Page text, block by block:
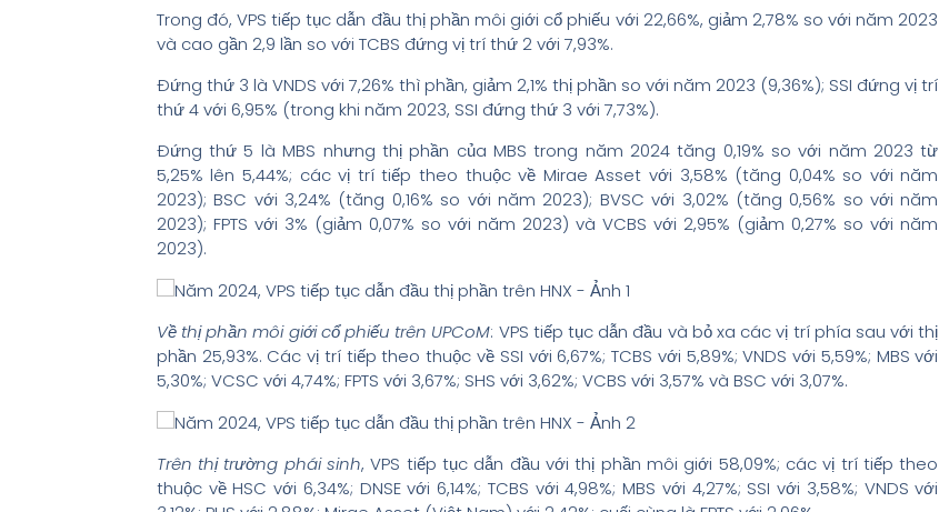
Trong đó, VPS tiếp tục dẫn đầu thị phần môi giới cổ phiếu với 22,66%, giảm 2,78% so với năm 2023
và cao gần 2,9 lần so với TCBS đứng vị trí thứ 2 với 7,93%.
Đứng thứ 3 là VNDS với 7,26% thì phần, giảm 2,1% thị phần so với năm 2023 (9,36%); SSI đứng vị trí
thứ 4 với 6,95% (trong khi năm 2023, SSI đứng thứ 3 với 7,73%).
Đứng thứ 5 là MBS nhưng thị phần của MBS trong năm 2024 tăng 0,19% so với năm 2023 từ
5,25% lên 5,44%; các vị trí tiếp theo thuộc về Mirae Asset với 3,58% (tăng 0,04% so với năm
2023); BSC với 3,24% (tăng 0,16% so với năm 2023); BVSC với 3,02% (tăng 0,56% so với năm
2023); FPTS với 3% (giảm 0,07% so với năm 2023) và VCBS với 2,95% (giảm 0,27% so với năm
2023).
Về thị phần môi giới cổ phiếu trên UPCoM: VPS tiếp tục dẫn đầu và bỏ xa các vị trí phía sau với thị
phần 25,93%. Các vị trí tiếp theo thuộc về SSI với 6,67%; TCBS với 5,89%; VNDS với 5,59%; MBS với
5,30%; VCSC với 4,74%; FPTS với 3,67%; SHS với 3,62%; VCBS với 3,57% và BSC với 3,07%.
Trên thị trường phái sinh, VPS tiếp tục dẫn đầu với thị phần môi giới 58,09%; các vị trí tiếp theo
thuộc về HSC với 6,34%; DNSE với 6,14%; TCBS với 4,98%; MBS với 4,27%; SSI với 3,58%; VNDS với